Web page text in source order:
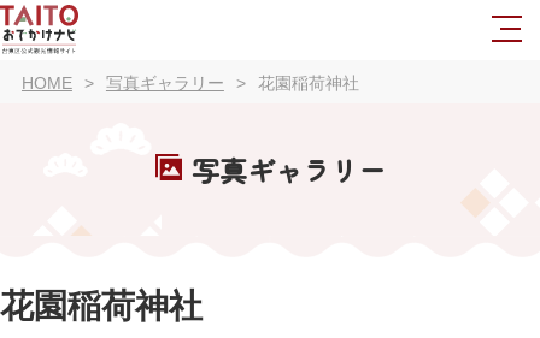
HOME 写真ギャラリー 花園稲荷神社
写真ギャラリー
花園稲荷神社